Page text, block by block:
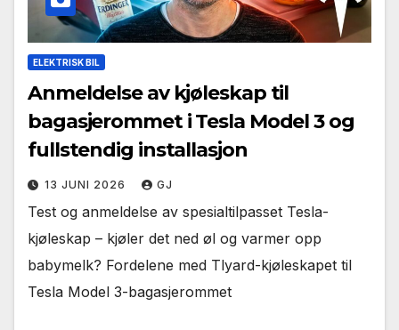
ELEKTRISK BIL
Anmeldelse av kjøleskap til
bagasjerommet i Tesla Model 3 og
fullstendig installasjon
13 JUNI 2026 GJ
Test og anmeldelse av spesialtilpasset Tesla-
kjøleskap – kjøler det ned øl og varmer opp
babymelk? Fordelene med Tlyard-kjøleskapet til
Tesla Model 3-bagasjerommet